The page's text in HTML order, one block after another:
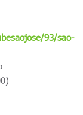
93/sao-